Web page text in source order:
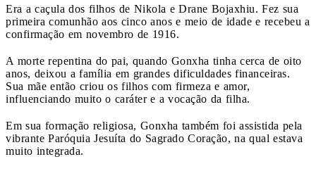
Era a caçula dos filhos de Nikola e Drane Bojaxhiu. Fez sua
primeira comunhão aos cinco anos e meio de idade e recebeu a
confirmação em novembro de 1916.
A morte repentina do pai, quando Gonxha tinha cerca de oito
anos, deixou a família em grandes dificuldades financeiras.
Sua mãe então criou os filhos com firmeza e amor,
influenciando muito o caráter e a vocação da filha.
Em sua formação religiosa, Gonxha também foi assistida pela
vibrante Paróquia Jesuíta do Sagrado Coração, na qual estava
muito integrada.